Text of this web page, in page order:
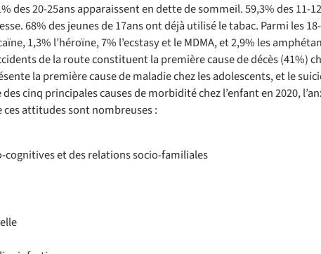
des 20-25ans apparaissent en dette de sommeil. 59,3% des 11-
68% des jeunes de 17ans ont déjà utilisé le tabac. Parmi les
1,3% l’héroïne, 7% l’ecstasy et le MDMA, et 2,9% les
de la route constituent la première cause de décès (41%)
la première cause de maladie chez les adolescents, et le
cinq principales causes de morbidité chez l’enfant en 2020,
ces attitudes sont nombreuses :
et des relations socio-familiales